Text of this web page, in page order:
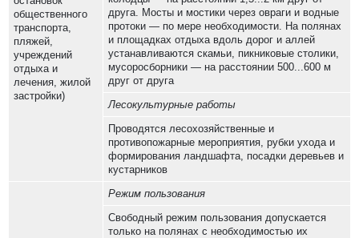
общественного
транспорта,
пляжей,
учреждений
отдыха и
лечения, жилой
застройки)
друга. Мосты и мостики через овраги и водные
протоки — по мере необходимости. На полянах
и площадках отдыха вдоль дорог и аллей
устанавливаются скамьи, пикниковые столики,
мусоросборники — на расстоянии 500...600 м
друг от друга
Лесокультурные работы
Проводятся лесохозяйственные и
противопожарные мероприятия, рубки ухода и
формирования ландшафта, посадки деревьев и
кустарников
Режим пользования
Свободный режим пользования допускается
только на полянах с необходимостью их